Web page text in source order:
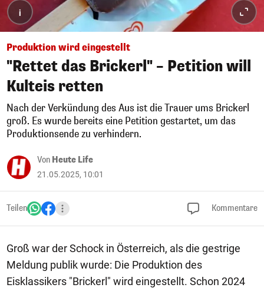
i
Produktion wird eingestellt
"Rettet das Brickerl" – Petition will
Kulteis retten
Nach der Verkündung des Aus ist die Trauer ums Brickerl
groß. Es wurde bereits eine Petition gestartet, um das
Produktionsende zu verhindern.
Von Heute Life
21.05.2025, 10:01
Teilen Kommentare
Groß war der Schock in Österreich, als die gestrige
Meldung publik wurde: Die Produktion des
Eisklassikers "Brickerl" wird eingestellt. Schon 2024